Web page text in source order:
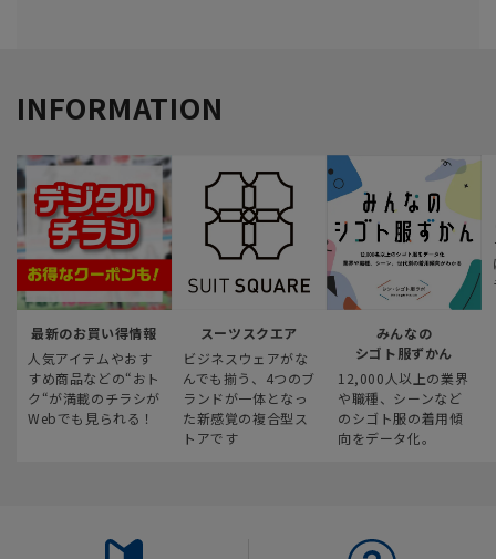
INFORMATION
最新のお買い得情報
人気アイテムやおす
すめ商品などの“おト
ク“が満載のチラシが
Webでも見られる！
スーツスクエア
ビジネスウェアがな
んでも揃う、4つのブ
ランドが一体となっ
た新感覚の複合型ス
トアです
みんなの
シゴト服ずかん
12,000人以上の業界
や職種、シーンなど
のシゴト服の着用傾
向をデータ化。